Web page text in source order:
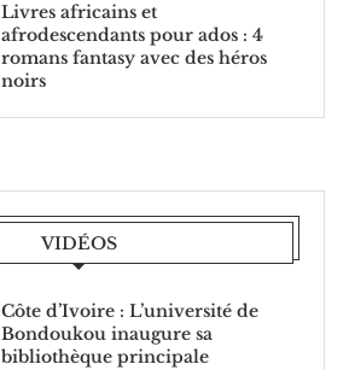
Livres africains et
afrodescendants pour ados : 4
romans fantasy avec des héros
noirs
VIDÉOS
Côte d’Ivoire : L’université de
Bondoukou inaugure sa
bibliothèque principale